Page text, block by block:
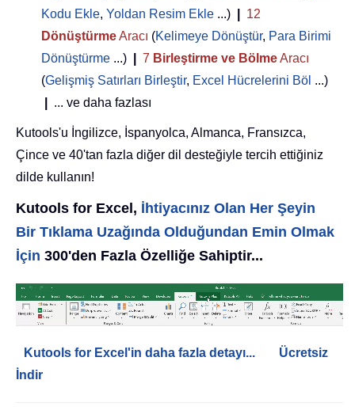
Kodu Ekle, Yoldan Resim Ekle ...)
12
DönüştürmeAracı (Kelimeye Dönüştür, Para Birimi
Dönüştürme ...) 7 Birleştirme ve BölmeAracı
(Gelişmiş Satırları Birleştir, Excel Hücrelerini Böl ...)
... ve daha fazlası
Kutools'u İngilizce, İspanyolca, Almanca, Fransızca,
Çince ve 40'tan fazla diğer dil desteğiyle tercih ettiğiniz
dilde kullanın!
Kutools for Excel, İhtiyacınız Olan Her Şeyin
Bir Tıklama Uzağında Olduğundan Emin Olmak
İçin 300'den Fazla Özelliğe Sahiptir...
Kutools for Excel'in daha fazla detayı...
Ücretsiz
İndir